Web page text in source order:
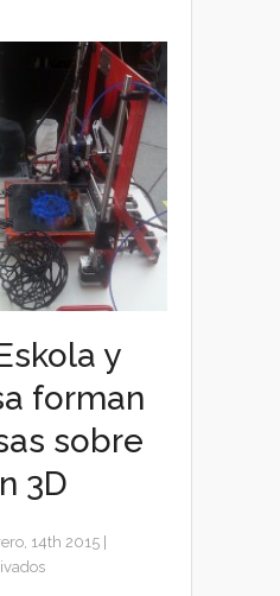
y
forman
sobre
3D
14th 2015
en